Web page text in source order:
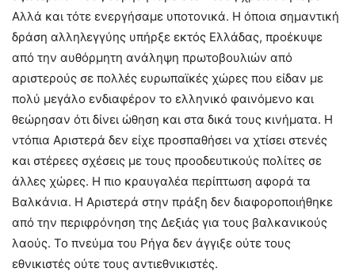
Αλλά και τότε ενεργήσαμε υποτονικά. Η όποια σημαντική
δράση αλληλεγγύης υπήρξε εκτός Ελλάδας, προέκυψε
από την αυθόρμητη ανάληψη πρωτοβουλιών από
αριστερούς σε πολλές ευρωπαϊκές χώρες που είδαν με
πολύ μεγάλο ενδιαφέρον το ελληνικό φαινόμενο και
θεώρησαν ότι δίνει ώθηση και στα δικά τους κινήματα. Η
ντόπια Αριστερά δεν είχε προσπαθήσει να χτίσει στενές
και στέρεες σχέσεις με τους προοδευτικούς πολίτες σε
άλλες χώρες. Η πιο κραυγαλέα περίπτωση αφορά τα
Βαλκάνια. Η Αριστερά στην πράξη δεν διαφοροποιήθηκε
από την περιφρόνηση της Δεξιάς για τους βαλκανικούς
λαούς. Το πνεύμα του Ρήγα δεν άγγιξε ούτε τους
εθνικιστές ούτε τους αντιεθνικιστές.